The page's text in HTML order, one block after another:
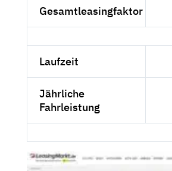
Gesamtleasingfaktor
Laufzeit
Jährliche
Fahrleistung